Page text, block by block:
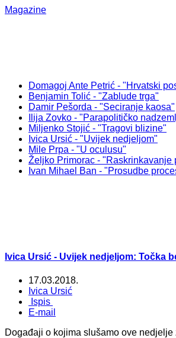
Magazine
Domagoj Ante Petrić - "Hrvatski
Benjamin Tolić - "Zablude trga"
Damir Pešorda - "Seciranje kaosa"
Ilija Zovko - "Parapolitičko
Miljenko Stojić - "Tragovi blizine"
Ivica Ursić - "Uvijek nedjeljom"
Mile Prpa - "U oculusu"
Željko Primorac - "Raskrinkavanje
Ivan Mihael Ban - "Prosudbe
Ivica Ursić - Uvijek nedjeljom: Točka
17.03.2018.
Ivica Ursić
Ispis
E-mail
Događaji o kojima slušamo ove